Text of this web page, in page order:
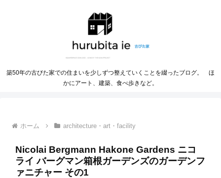
築50年の古びた家での住まいを少しずつ整えていくことを綴ったブログ。 ほ
かにアート、建築、食べ歩きなど。
ホーム architecture・art・facility
Nicolai Bergmann Hakone Gardens ニコ
ライ バーグマン箱根ガーデンズのガーデンフ
ァニチャー その1